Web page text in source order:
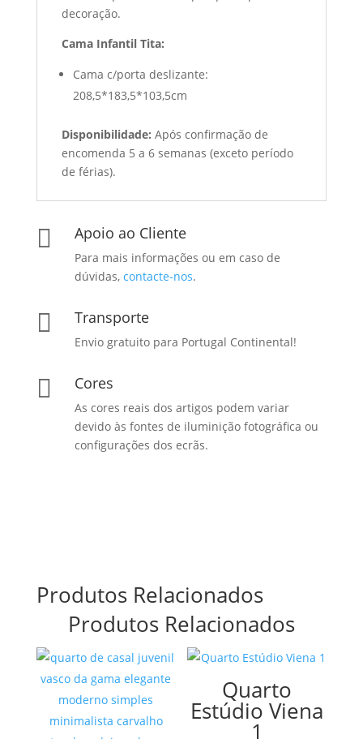
decoração.
Cama Infantil Tita:
Cama c/porta deslizante:
208,5*183,5*103,5cm
Disponibilidade: Após confirmação de
encomenda 5 a 6 semanas (exceto período
de férias).
 Apoio ao Cliente
Para mais informações ou em caso de
dúvidas, contacte-nos.
 Transporte
Envio gratuito para Portugal Continental!
 Cores
As cores reais dos artigos podem variar
devido às fontes de iluminição fotográfica ou
configurações dos ecrãs.
Produtos Relacionados
Produtos Relacionados
Quarto
Estúdio Viena
1